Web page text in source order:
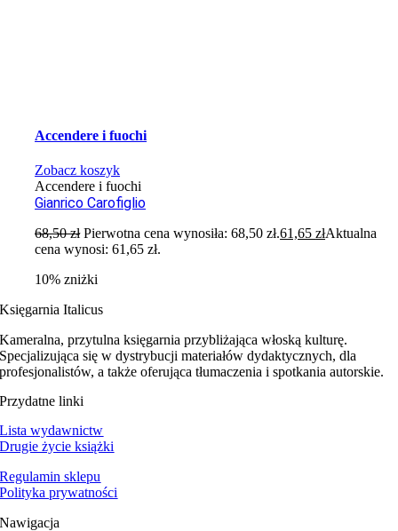
Accendere i fuochi
Zobacz koszyk
Accendere i fuochi
Gianrico Carofiglio
68,50zł Pierwotna cena wynosiła: 68,50 zł.61,65złAktualna
cena wynosi: 61,65 zł.
10% zniżki
Księgarnia Italicus
Kameralna, przytulna księgarnia przybliżająca włoską kulturę.
Specjalizująca się w dystrybucji materiałów dydaktycznych, dla
profesjonalistów, a także oferująca tłumaczenia i spotkania autorskie.
Przydatne linki
Lista wydawnictw
Drugie życie książki
Regulamin sklepu
Polityka prywatności
Nawigacja